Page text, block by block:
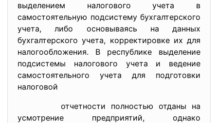
выделением налогового учета в
самостоятельную подсистему бухгалтерского
учета, либо основываясь на данных
бухгалтерского учета, корректировке их для
налогообложения. В республике выделение
подсистемы налогового учета и ведение
самостоятельного учета для подготовки
налоговой
отчетности полностью отданы на
усмотрение предприятий, однако